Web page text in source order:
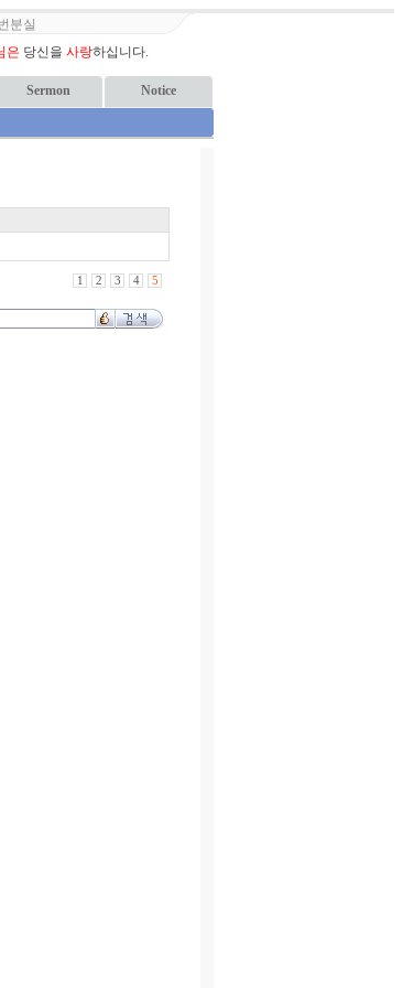
분실
은 당신을 사랑하십니다.
Sermon Notice
1 2 3 4 5